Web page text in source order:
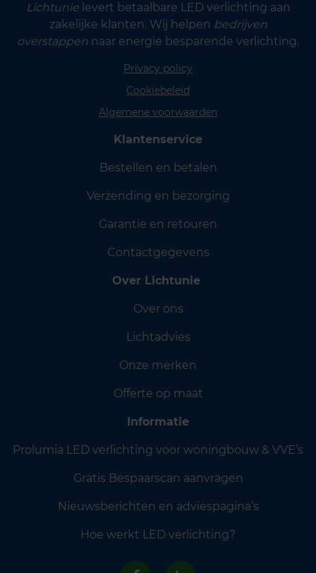
Lichtunielevert betaalbare LED verlichting aan
zakelijke klanten. Wij helpen bedrijven
overstappen naar energie besparende verlichting.
Privacy policy
Cookiebeleid
Algemene voorwaarden
Klantenservice
Bestellen en betalen
Verzending en bezorging
Garantie en retouren
Contactgegevens
Over Lichtunie
Over ons
Lichtadvies
Onze merken
Offerte op maat
Informatie
Prolumia LED verlichting voor woningbouw & VVE’s
Gratis Bespaarscan aanvragen
Nieuwsberichten en adviespagina’s
Hoe werkt LED verlichting?